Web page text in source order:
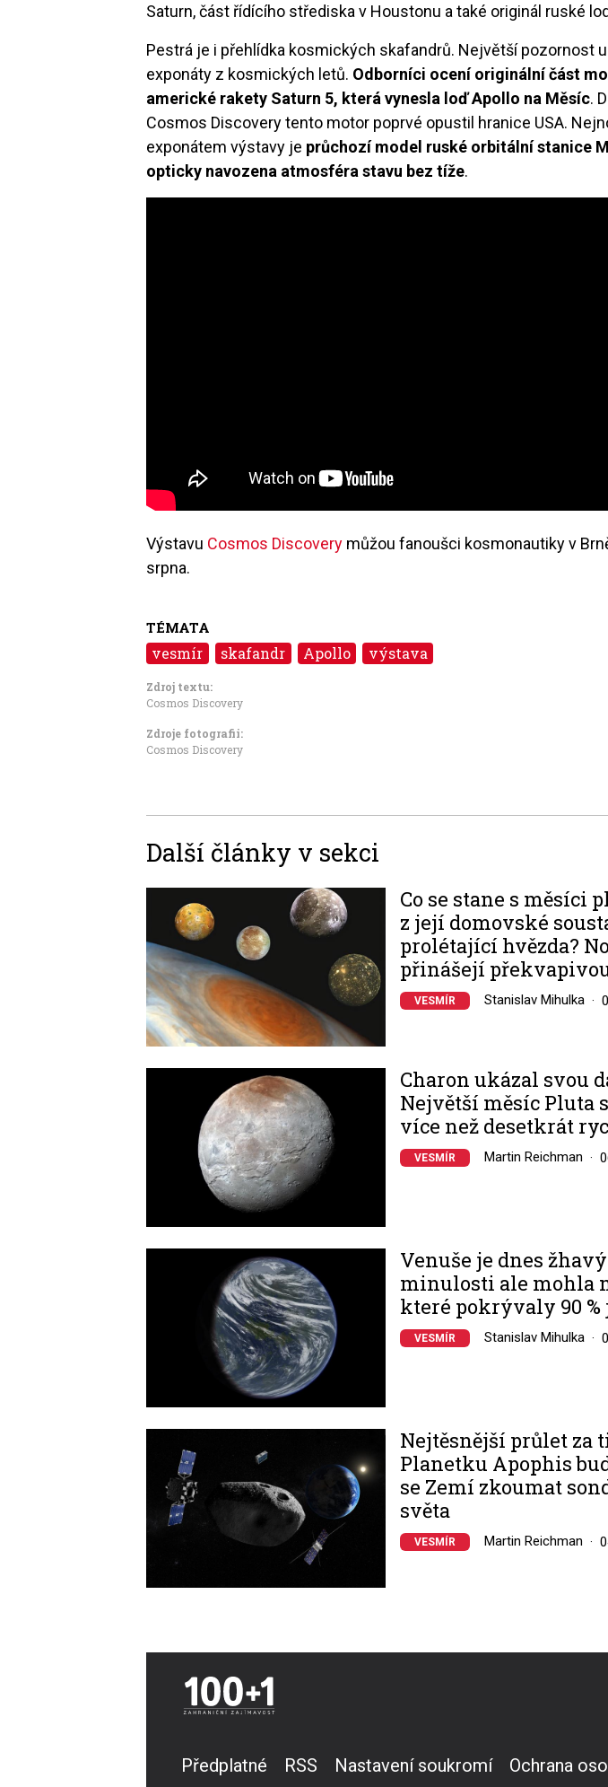
Saturn, část řídícího střediska v Houstonu a také originál ruské
Pestrá je i přehlídka kosmických skafandrů. Největší pozornost
exponáty z kosmických letů. Odborníci ocení originální část
americké rakety Saturn 5, která vynesla loď Apollo na Měsíc.
Cosmos Discovery tento motor poprvé opustil hranice USA.
exponátem výstavy je průchozí model ruské orbitální stanice
opticky navozena atmosféra stavu bez tíže.
Výstavu Cosmos Discovery můžou fanoušci kosmonautiky v
srpna.
TÉMATA
vesmír skafandr Apollo výstava
Zdroj textu:
Cosmos Discovery
Zdroje fotografii:
Cosmos Discovery
Další články v sekci
Co se stane s měsíci
z její domovské
prolétající hvězda?
přinášejí
VESMÍR Stanislav Mihulka
Charon ukázal svou
Největší měsíc Pluta
více než desetkrát
VESMÍR Martin Reichman
Venuše je dnes
minulosti ale mohla
které pokrývaly 90
VESMÍR Stanislav Mihulka
Nejtěsnější průlet za
Planetku Apophis
se Zemí zkoumat
světa
VESMÍR Martin Reichman
Předplatné RSS Nastavení soukromí Ochrana